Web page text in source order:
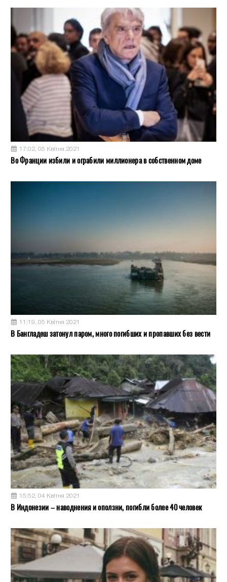
17:02, 05 Квітня 2021
Во Франции избили и ограбили миллионера в собственном доме
11:19, 05 Квітня 2021
В Бангладеш затонул паром, много погибших и пропавших без вести
15:52, 04 Квітня 2021
В Индонезии – наводнения и оползни, погибли более 40 человек